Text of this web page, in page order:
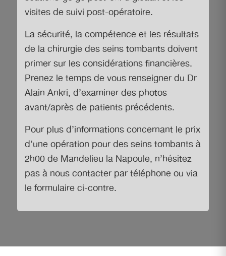
visites de suivi post-opératoire.
La sécurité, la compétence et les résultats
de la chirurgie des seins tombants doivent
primer sur les considérations financières.
Prenez le temps de vous renseigner du Dr
Alain Ankri, d’examiner des photos
avant/après de patients précédents.
Pour plus d’informations concernant le prix
d’une opération pour des seins tombants à
2h00 de Mandelieu la Napoule, n’hésitez
pas à nous contacter par téléphone ou via
le formulaire ci-contre.